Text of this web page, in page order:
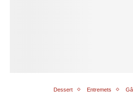
Dessert Entremets